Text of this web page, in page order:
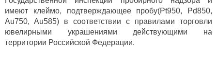
имеют клеймо, подтверждающее пробу(Pt950, Pd850,
Au750, Au585) в соответствии с правилами торговли
ювелирными украшениями действующими на
территории Российской Федерации.